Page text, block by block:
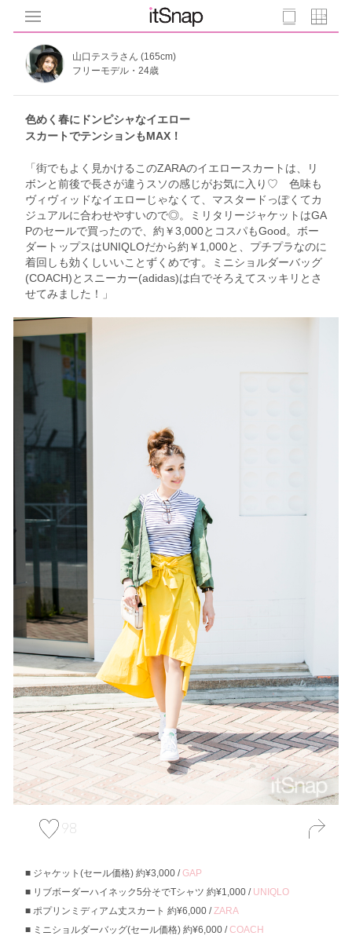
山口テスラさん (165cm)
フリーモデル・24歳
色めく春にドンピシャなイエロー
スカートでテンションもMAX！
「街でもよく見かけるこのZARAのイエロースカートは、リ
ボンと前後で長さが違うスソの感じがお気に入り♡ 色味も
ヴィヴィッドなイエローじゃなくて、マスタードっぽくてカ
ジュアルに合わせやすいので◎。ミリタリージャケットはGA
Pのセールで買ったので、約￥3,000とコスパもGood。ボー
ダートップスはUNIQLOだから約￥1,000と、プチプラなのに
着回しも効くしいいことずくめです。ミニショルダーバッグ
(COACH)とスニーカー(adidas)は白でそろえてスッキリとさ
せてみました！」
98
ジャケット(セール価格) 約¥3,000 /GAP
リブボーダーハイネック5分そでTシャツ 約¥1,000 / UNIQLO
ポプリンミディアム丈スカート 約¥6,000 /ZARA
ミニショルダーバッグ(セール価格) 約¥6,000 /COACH